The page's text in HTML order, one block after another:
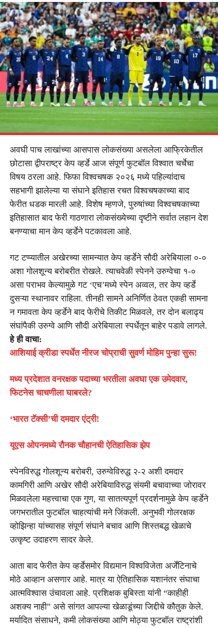
अवघी पाच लाखांच्या आसपास लोकसंख्या असलेला आफ्रिकेतील
छोटासा द्वीपराष्ट्र केप व्हर्डे आज संपूर्ण फुटबॉल विश्वात चर्चेचा
विषय ठरला आहे. फिफा विश्वचषक २०२६ मध्ये पहिल्यांदाच
सहभागी झालेल्या या संघाने इतिहास रचत विश्वचषकाच्या बाद
फेरीत धडक मारली आहे. विशेष म्हणजे, पुरुषांच्या विश्वचषकाच्या
इतिहासात बाद फेरी गाठणारा लोकसंख्येच्या दृष्टीने सर्वात लहान देश
बनण्याचा मान केप व्हर्डेने पटकावला आहे.
गट टप्प्यातील अखेरच्या सामन्यात केप व्हर्डेने सौदी अरेबियाला ०-०
अशा गोलशून्य बरोबरीत रोखले. त्याचवेळी स्पेनने उरुग्वेचा १-०
असा पराभव केल्यामुळे गट ‘एच’मध्ये स्पेन अव्वल, तर केप व्हर्डे
दुसऱ्या स्थानावर राहिला. तीनही सामने अनिर्णित ठेवत एकही सामना
न गमावता केप व्हर्डेने बाद फेरीचे तिकीट मिळवले, तर दोन बलाढ्य
संघांपैकी उरुग्वे आणि सौदी अरेबियाला स्पर्धेतून बाहेर पडावे लागले.
हे ही वाचा:
आशियाई क्रीडा स्पर्धेत नीरज चोप्राची सुवर्ण मोहिम पुन्हा सुरू!
मध्य प्रदेशात वनरक्षक पदाच्या भरतीला अवघा एक उमेदवार,
फिटनेस चाचणीला घाबरले?
‘भारत टॅक्सी’ची दमदार एंट्री!
यूएस ओपनमध्ये रौनक चौहानची ऐतिहासिक झेप
स्पेनविरुद्ध गोलशून्य बरोबरी, उरुग्वेविरुद्ध २-२ अशी दमदार
कामगिरी आणि अखेर सौदी अरेबियाविरुद्ध संयमी बचावाच्या जोरावर
मिळवलेला महत्त्वाचा एक गुण, या सातत्यपूर्ण प्रदर्शनामुळे केप व्हर्डेने
जगभरातील फुटबॉल चाहत्यांची मने जिंकली. अनुभवी गोलरक्षक
व्होझिन्हा यांच्यासह संपूर्ण संघाने बचाव आणि शिस्तबद्ध खेळाचे
उत्कृष्ट उदाहरण सादर केले.
आता बाद फेरीत केप व्हर्डेसमोर विद्यमान विश्वविजेता अर्जेंटिनाचे
मोठे आव्हान असणार आहे. मात्र या ऐतिहासिक यशानंतर संघाचा
आत्मविश्वास उंचावला आहे. प्रशिक्षक बुबिस्ता यांनी “काहीही
अशक्य नाही” असे सांगत आपल्या खेळाडूंच्या जिद्दीचे कौतुक केले.
मर्यादित संसाधने, कमी लोकसंख्या आणि मोठ्या फुटबॉल राष्ट्रांशी